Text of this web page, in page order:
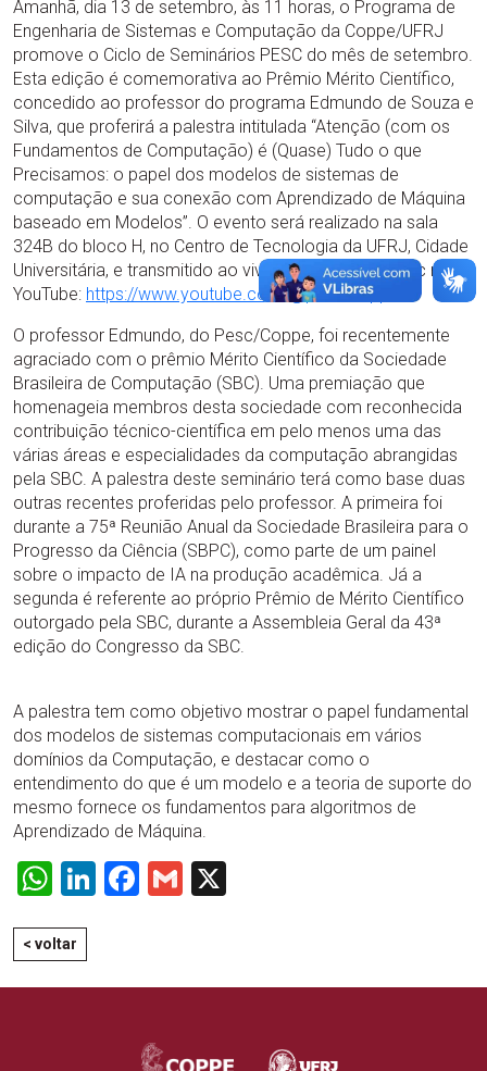
Amanhã, dia 13 de setembro, às 11 horas, o Programa de
Engenharia de Sistemas e Computação da Coppe/UFRJ
promove o Ciclo de Seminários PESC do mês de setembro.
Esta edição é comemorativa ao Prêmio Mérito Científico,
concedido ao professor do programa Edmundo de Souza e
Silva, que proferirá a palestra intitulada “Atenção (com os
Fundamentos de Computação) é (Quase) Tudo o que
Precisamos: o papel dos modelos de sistemas de
computação e sua conexão com Aprendizado de Máquina
baseado em Modelos”. O evento será realizado na sala
324B do bloco H, no Centro de Tecnologia da UFRJ, Cidade
Universitária, e transmitido ao vivo pelo canal do Pesc no
YouTube: https://www.youtube.com/@pesc-coppe
O professor Edmundo, do Pesc/Coppe, foi recentemente
agraciado com o prêmio Mérito Científico da Sociedade
Brasileira de Computação (SBC). Uma premiação que
homenageia membros desta sociedade com reconhecida
contribuição técnico-científica em pelo menos uma das
várias áreas e especialidades da computação abrangidas
pela SBC. A palestra deste seminário terá como base duas
outras recentes proferidas pelo professor. A primeira foi
durante a 75ª Reunião Anual da Sociedade Brasileira para o
Progresso da Ciência (SBPC), como parte de um painel
sobre o impacto de IA na produção acadêmica. Já a
segunda é referente ao próprio Prêmio de Mérito Científico
outorgado pela SBC, durante a Assembleia Geral da 43ª
edição do Congresso da SBC.
A palestra tem como objetivo mostrar o papel fundamental
dos modelos de sistemas computacionais em vários
domínios da Computação, e destacar como o
entendimento do que é um modelo e a teoria de suporte do
mesmo fornece os fundamentos para algoritmos de
Aprendizado de Máquina.
WhatsApp
LinkedIn
Facebook
Gmail
< voltar